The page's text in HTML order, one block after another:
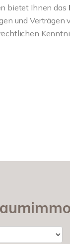
bietet Ihnen das
und Verträgen